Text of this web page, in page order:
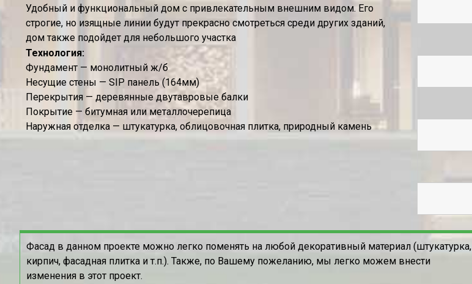
Удобный и функциональный дом с привлекательным внешним видом. Его
строгие, но изящные линии будут прекрасно смотреться среди других зданий,
дом также подойдет для небольшого участка
Технология:
Фундамент — монолитный ж/б
Несущие стены — SIP панель (164мм)
Перекрытия — деревянные двутавровые балки
Покрытие — битумная или металлочерепица
Наружная отделка — штукатурка, облицовочная плитка, природный камень
Фасад в данном проекте можно легко поменять на любой декоративный материал (штукатурка,
кирпич, фасадная плитка и т.п.). Также, по Вашему пожеланию, мы легко можем внести
изменения в этот проект.